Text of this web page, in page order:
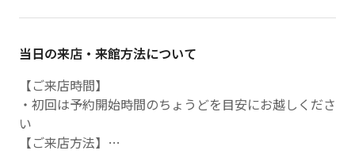
当日の来店・来館方法について
【ご来店時間】
・初回は予約開始時間のちょうどを目安にお越しくださ
い
【ご来店方法】